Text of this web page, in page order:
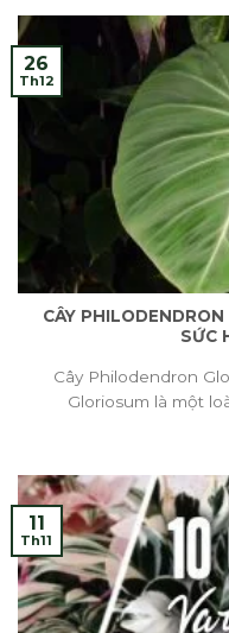
CÂY
SỨC
Cây Philodendron
Gloriosum là một
26
Th12
11
Th11